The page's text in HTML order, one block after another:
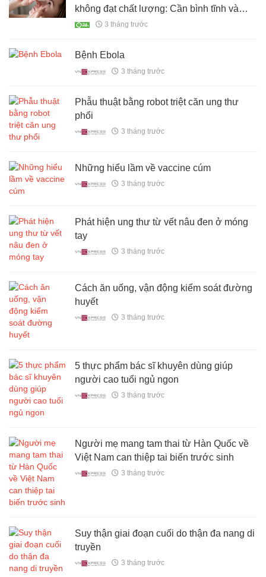
không đạt chất lượng: Cần bình tĩnh và
ứng phó phù hợp
3 tháng trước
Bệnh Ebola
3 tháng trước
Phẫu thuật bằng robot triệt căn ung thư
phổi
3 tháng trước
Những hiểu lầm về vaccine cúm
3 tháng trước
Phát hiện ung thư từ vết nâu đen ở móng
tay
3 tháng trước
Cách ăn uống, vận động kiểm soát đường
huyết
3 tháng trước
5 thực phẩm bác sĩ khuyên dùng giúp
người cao tuổi ngủ ngon
3 tháng trước
Người mẹ mang tam thai từ Hàn Quốc về
Việt Nam can thiệp tai biến trước sinh
3 tháng trước
Suy thận giai đoạn cuối do thận đa nang di
truyền
3 tháng trước